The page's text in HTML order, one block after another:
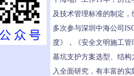
及技术管理标准的制定
多次参与深圳中海公司
度》，《安全文明施工
基坑支护方案选型、结
入全面研究，有丰富的